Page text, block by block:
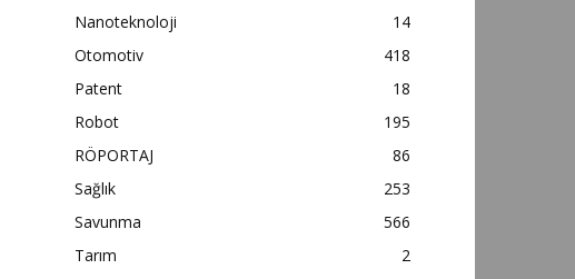
Nanoteknoloji
14
Otomotiv
418
Patent
18
Robot
195
RÖPORTAJ
86
Sağlık
253
Savunma
566
Tarım
2